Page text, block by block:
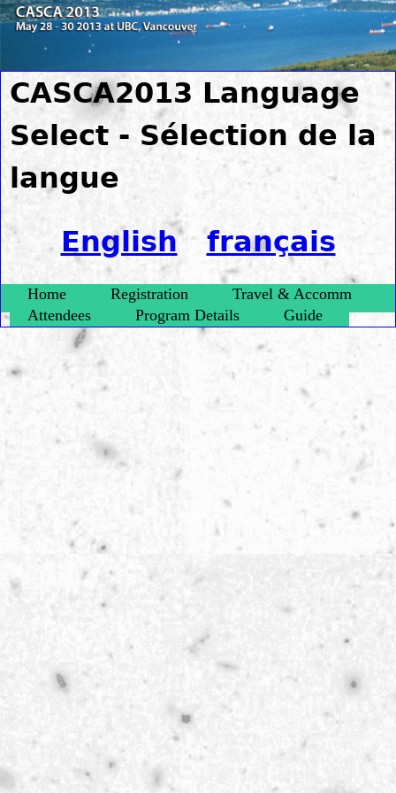
Jump to navigation
CASCA2013 Language
Select - Sélection de la
langue
English
français
Home Registration
Travel & Accomm
Attendees
Program Details Guide